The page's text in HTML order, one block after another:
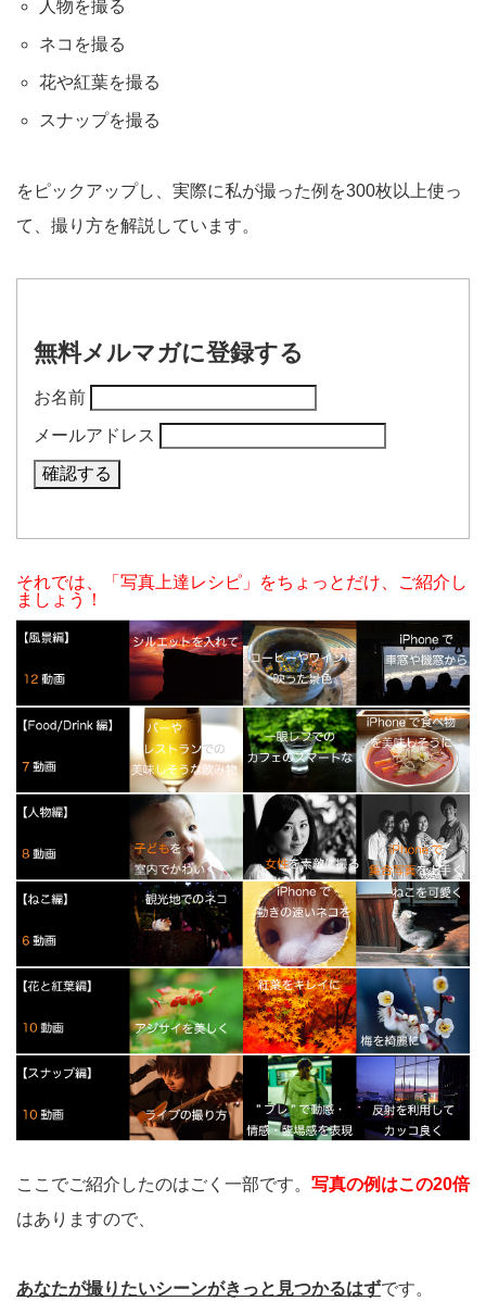
人物を撮る
ネコを撮る
花や紅葉を撮る
スナップを撮る
をピックアップし、実際に私が撮った例を300枚以上使っ
て、撮り方を解説しています。
無料メルマガに登録する
お名前
メールアドレス
それでは、「写真上達レシピ」をちょっとだけ、ご紹介し
ましょう！
ここでご紹介したのはごく一部です。 写真の例はこの20倍
はありますので、
あなたが撮りたいシーンがきっと見つかるはずです。